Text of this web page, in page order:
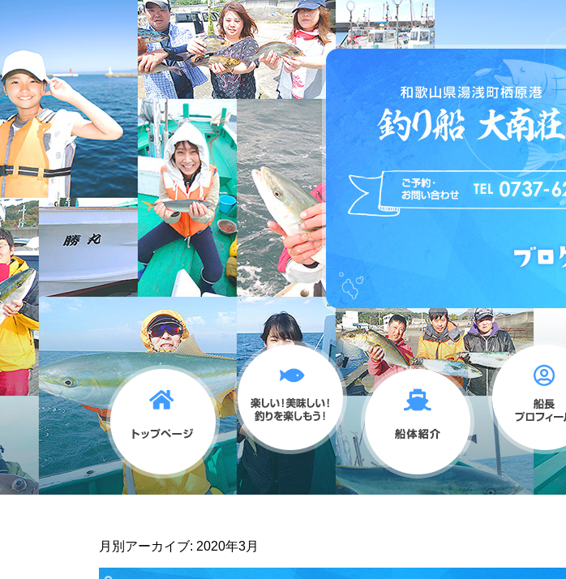
月別アーカイブ: 2020年3月